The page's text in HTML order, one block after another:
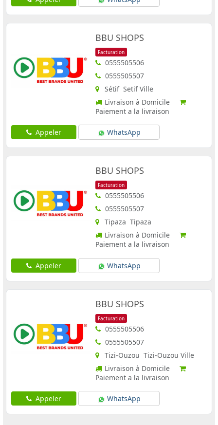
BBU SHOPS
Facturation
0555505506
0555505507
Sétif Setif Ville
Livraison à Domicile
Paiement a la livraison
Appeler WhatsApp
BBU SHOPS
Facturation
0555505506
0555505507
Tipaza Tipaza
Livraison à Domicile
Paiement a la livraison
Appeler WhatsApp
BBU SHOPS
Facturation
0555505506
0555505507
Tizi-Ouzou Tizi-Ouzou Ville
Livraison à Domicile
Paiement a la livraison
Appeler WhatsApp